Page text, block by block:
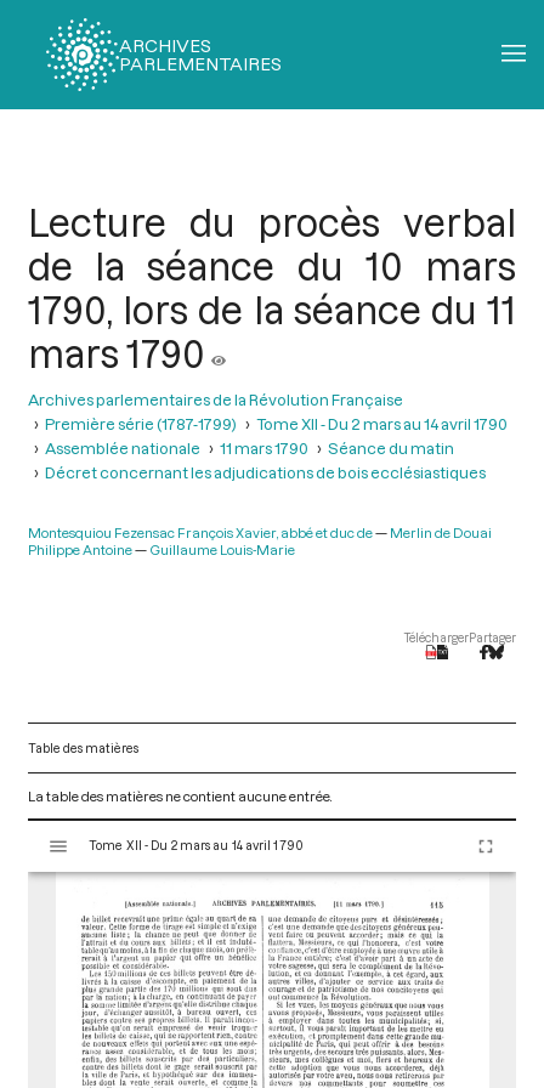
ARCHIVES
PARLEMENTAIRES
Lecture du procès verbal
de la séance du 10 mars
1790, lors de la séance du 11
mars 1790
Archives parlementaires de la Révolution Française
Première série (1787-1799)
Tome XII - Du 2 mars au 14 avril 1790
Assemblée nationale
11 mars 1790
Séance du matin
Décret concernant les adjudications de bois ecclésiastiques
Montesquiou Fezensac François Xavier, abbé et duc de
Merlin de Douai
Philippe Antoine
Guillaume Louis-Marie
TéléchargerPartager
Table des matières
La table des matières ne contient aucune entrée.
s
Tome XII - Du 2 mars au 14 avril 1790